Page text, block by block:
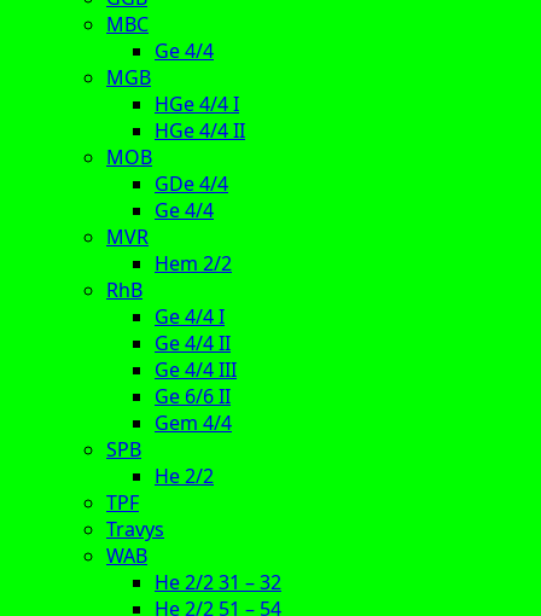
MBC
Ge 4/4
MGB
HGe 4/4 I
HGe 4/4 II
MOB
GDe 4/4
Ge 4/4
MVR
Hem 2/2
RhB
Ge 4/4 I
Ge 4/4 II
Ge 4/4 III
Ge 6/6 II
Gem 4/4
SPB
He 2/2
TPF
Travys
WAB
He 2/2 31 – 32
He 2/2 51 – 54